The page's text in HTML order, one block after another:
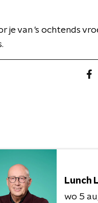
je van 's ochtends
Lunch
wo 5